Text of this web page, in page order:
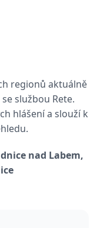
regionů aktuálně
službou Rete.
hlášení a slouží k
nad Labem,